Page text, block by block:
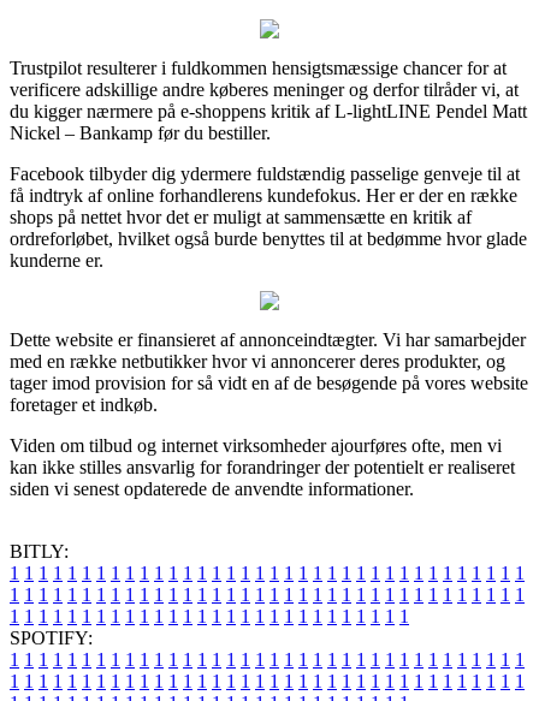
Trustpilot resulterer i fuldkommen hensigtsmæssige chancer for at
verificere adskillige andre køberes meninger og derfor tilråder vi, at
du kigger nærmere på e-shoppens kritik af L-lightLINE Pendel Matt
Nickel – Bankamp før du bestiller.
Facebook tilbyder dig ydermere fuldstændig passelige genveje til at
få indtryk af online forhandlerens kundefokus. Her er der en række
shops på nettet hvor det er muligt at sammensætte en kritik af
ordreforløbet, hvilket også burde benyttes til at bedømme hvor glade
kunderne er.
Dette website er finansieret af annonceindtægter. Vi har samarbejder
med en række netbutikker hvor vi annoncerer deres produkter, og
tager imod provision for så vidt en af de besøgende på vores website
foretager et indkøb.
Viden om tilbud og internet virksomheder ajourføres ofte, men vi
kan ikke stilles ansvarlig for forandringer der potentielt er realiseret
siden vi senest opdaterede de anvendte informationer.
BITLY:
1 1 1 1 1 1 1 1 1 1 1 1 1 1 1 1 1 1 1 1 1 1 1 1 1 1 1 1 1 1 1 1 1 1 1 1
1 1 1 1 1 1 1 1 1 1 1 1 1 1 1 1 1 1 1 1 1 1 1 1 1 1 1 1 1 1 1 1 1 1 1 1
1 1 1 1 1 1 1 1 1 1 1 1 1 1 1 1 1 1 1 1 1 1 1 1 1 1 1 1
SPOTIFY:
1 1 1 1 1 1 1 1 1 1 1 1 1 1 1 1 1 1 1 1 1 1 1 1 1 1 1 1 1 1 1 1 1 1 1 1
1 1 1 1 1 1 1 1 1 1 1 1 1 1 1 1 1 1 1 1 1 1 1 1 1 1 1 1 1 1 1 1 1 1 1 1